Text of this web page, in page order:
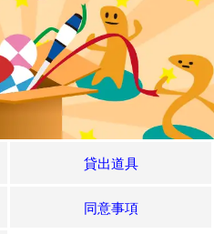
貸出道具
同意事項